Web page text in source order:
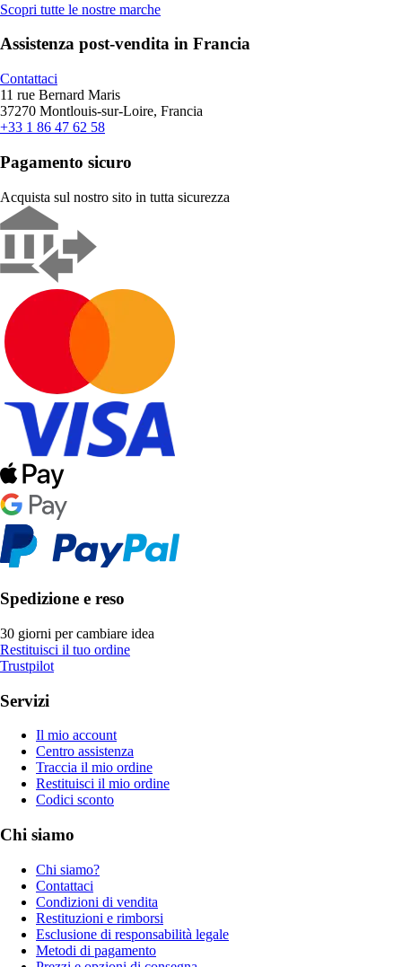
Scopri tutte le nostre marche
Assistenza post-vendita in Francia
Contattaci
11 rue Bernard Maris
37270 Montlouis-sur-Loire, Francia
+33 1 86 47 62 58
Pagamento sicuro
Acquista sul nostro sito in tutta sicurezza
Spedizione e reso
30 giorni per cambiare idea
Restituisci il tuo ordine
Trustpilot
Servizi
Il mio account
Centro assistenza
Traccia il mio ordine
Restituisci il mio ordine
Codici sconto
Chi siamo
Chi siamo?
Contattaci
Condizioni di vendita
Restituzioni e rimborsi
Esclusione di responsabilità legale
Metodi di pagamento